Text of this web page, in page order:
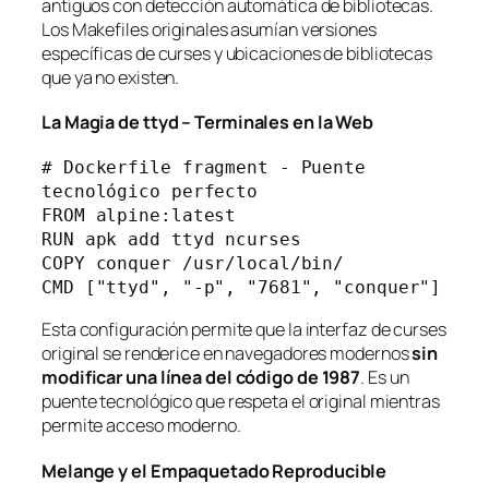
antiguos con detección automática de bibliotecas.
Los Makefiles originales asumían versiones
específicas de curses y ubicaciones de bibliotecas
que ya no existen.
La Magia dettyd– Terminales en la Web
# Dockerfile fragment - Puente
tecnológico perfecto
FROM alpine:latest
RUN apk add ttyd ncurses
COPY conquer /usr/local/bin/
CMD ["ttyd", "-p", "7681", "conquer"]
Esta configuración permite que la interfaz de curses
original se renderice en navegadores modernossin
modificar una línea del código de 1987. Es un
puente tecnológico que respeta el original mientras
permite acceso moderno.
Melange y el Empaquetado Reproducible